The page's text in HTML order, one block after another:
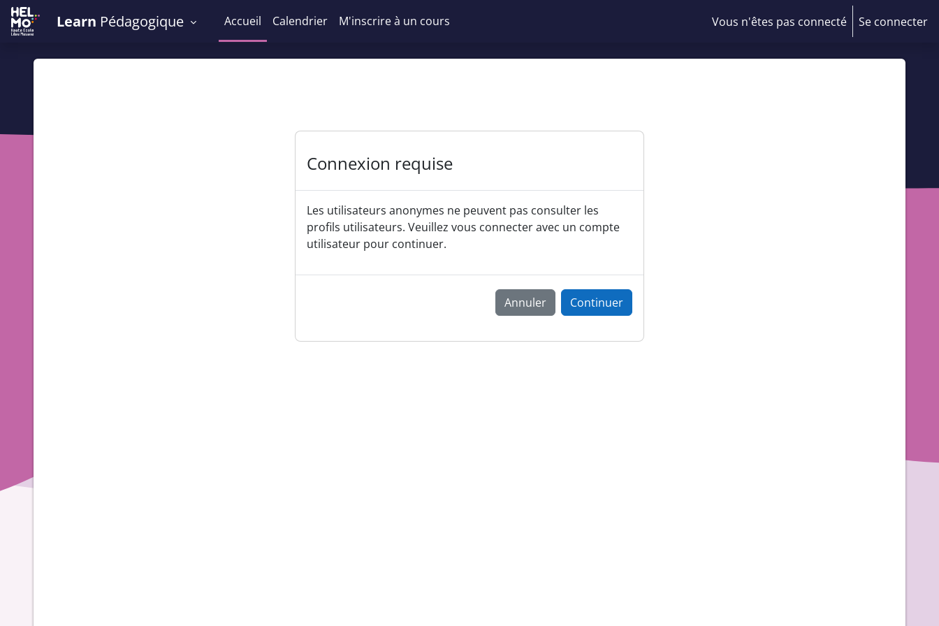
Passer au contenu principal
Learn Pédagogique Accueil Calendrier M'inscrire à un cours Vous n'êtes pas connecté Se connecter
Connexion requise
Les utilisateurs anonymes ne peuvent pas consulter les
profils utilisateurs. Veuillez vous connecter avec un compte
utilisateur pour continuer.
Annuler Continuer